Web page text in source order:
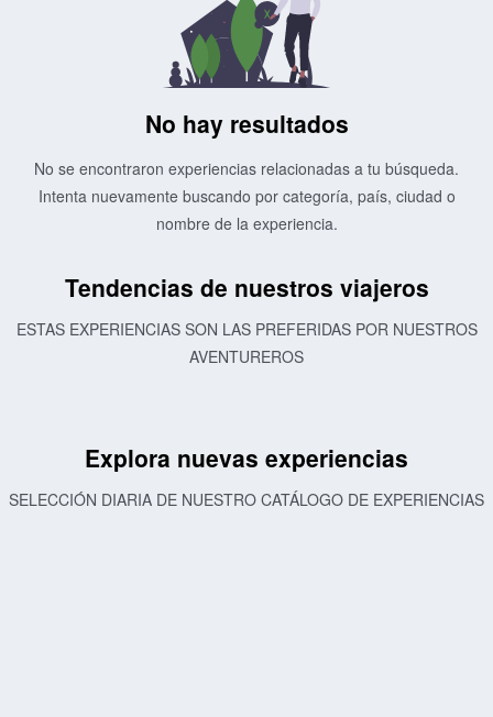
No hay resultados
No se encontraron experiencias relacionadas a tu búsqueda.
Intenta nuevamente buscando por categoría, país, ciudad o
nombre de la experiencia.
Tendencias de nuestros viajeros
ESTAS EXPERIENCIAS SON LAS PREFERIDAS POR NUESTROS
AVENTUREROS
Explora nuevas experiencias
SELECCIÓN DIARIA DE NUESTRO CATÁLOGO DE EXPERIENCIAS